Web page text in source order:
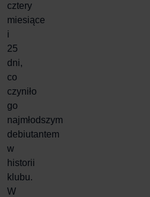
cztery
miesiące
i
25
dni,
co
czyniło
go
najmłodszym
debiutantem
w
historii
klubu.
W